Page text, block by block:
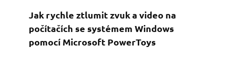
Jak rychle ztlumit zvuk a video na
počítačích se systémem Windows
pomocí Microsoft PowerToys